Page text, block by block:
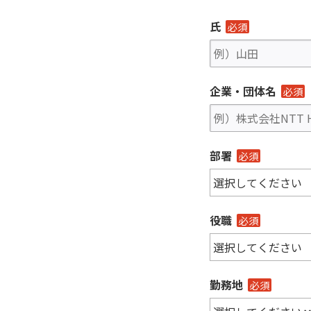
氏 必須
企業・団体名 必須
部署 必須
役職 必須
勤務地 必須